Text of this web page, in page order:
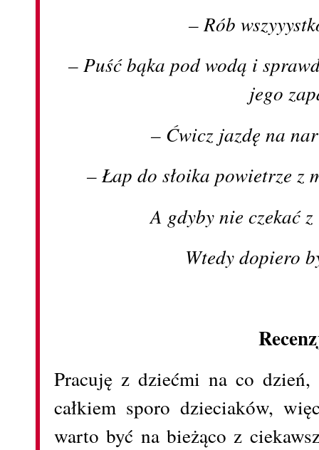
– Rób
– Puść bąka pod wodą i
jego
– Ćwicz jazdę na
– Łap do słoika powietrze z
A gdyby nie czekać
Wtedy dopiero
Pracuję z dziećmi na co
całkiem sporo dzieciaków,
warto być na bieżąco z